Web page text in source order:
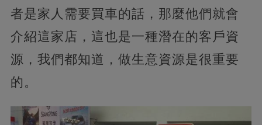
者是家人需要買車的話，那麼他們就會
介紹這家店，這也是一種潛在的客戶資
源，我們都知道，做生意資源是很重要
的。